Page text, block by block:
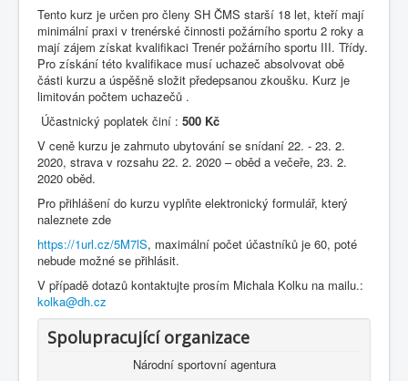
Tento kurz je určen pro členy SH ČMS starší 18 let, kteří mají
minimální praxi v trenérské činnosti požárního sportu 2 roky a
mají zájem získat kvalifikaci Trenér požárního sportu III. Třídy.
Pro získání této kvalifikace musí uchazeč absolvovat obě
části kurzu a úspěšně složit předepsanou zkoušku. Kurz je
limitován počtem uchazečů .
Účastnický poplatek činí : 500 Kč
V ceně kurzu je zahrnuto ubytování se snídaní 22. - 23. 2.
2020, strava v rozsahu 22. 2. 2020 – oběd a večeře, 23. 2.
2020 oběd.
Pro přihlášení do kurzu vyplňte elektronický formulář, který
naleznete zde
https://1url.cz/5M7lS, maximální počet účastníků je 60, poté
nebude možné se přihlásit.
V případě dotazů kontaktujte prosím Michala Kolku na mailu.:
kolka@dh.cz
Spolupracující organizace
Národní sportovní agentura